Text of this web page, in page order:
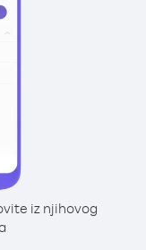
iz njihovog